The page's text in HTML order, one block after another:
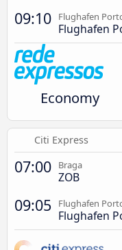
09:10 Flughafen
Flughafen
Economy
Citi Express
07:00 Braga
ZOB
09:05 Flughafen
Flughafen